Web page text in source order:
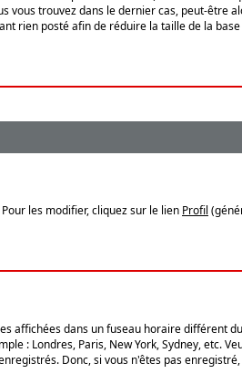
trouvez dans le dernier cas, peut-être
rien posté afin de réduire la taille de la
les modifier, cliquez sur le lien Profil
affichées dans un fuseau horaire différent
: Londres, Paris, New York, Sydney, etc.
Donc, si vous n'êtes pas